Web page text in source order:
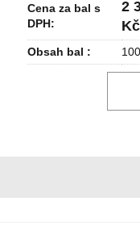
Cena za bal s
DPH:
2
Kč
Obsah bal :